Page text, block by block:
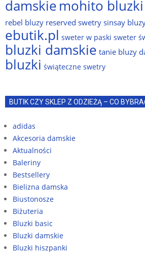
damskiemohito bluzki
rebel bluzy reserved swetrysinsay
ebutik.pl sweter w paski sweter
bluzki damskie tanie bluzy
bluzki świąteczne swetry
BUTIK CZY SKLEP Z ODZIEŻĄ – CO
adidas
Akcesoria damskie
Aktualności
Baleriny
Bestsellery
Bielizna damska
Biustonosze
Biżuteria
Bluzki basic
Bluzki damskie
Bluzki hiszpanki